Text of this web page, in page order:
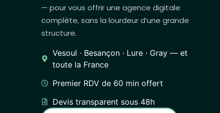
— pour vous offrir une agence digitale
complète, sans la lourdeur d’une grande
structure.
Vesoul · Besançon · Lure · Gray — et
toute la France
Premier RDV de 60 min offert
Devis transparent sous 48h